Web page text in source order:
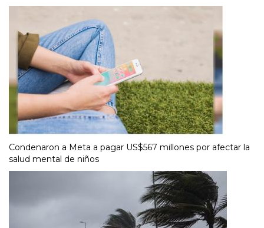
Condenaron a Meta a pagar US$567 millones por afectar la
salud mental de niños